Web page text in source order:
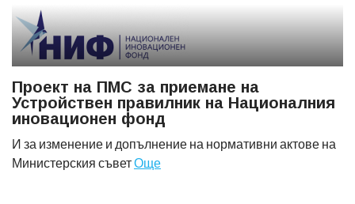
Проект на ПМС за приемане на
Устройствен правилник на Националния
иновационен фонд
И за изменение и допълнение на нормативни актове на
Министерския съветОще